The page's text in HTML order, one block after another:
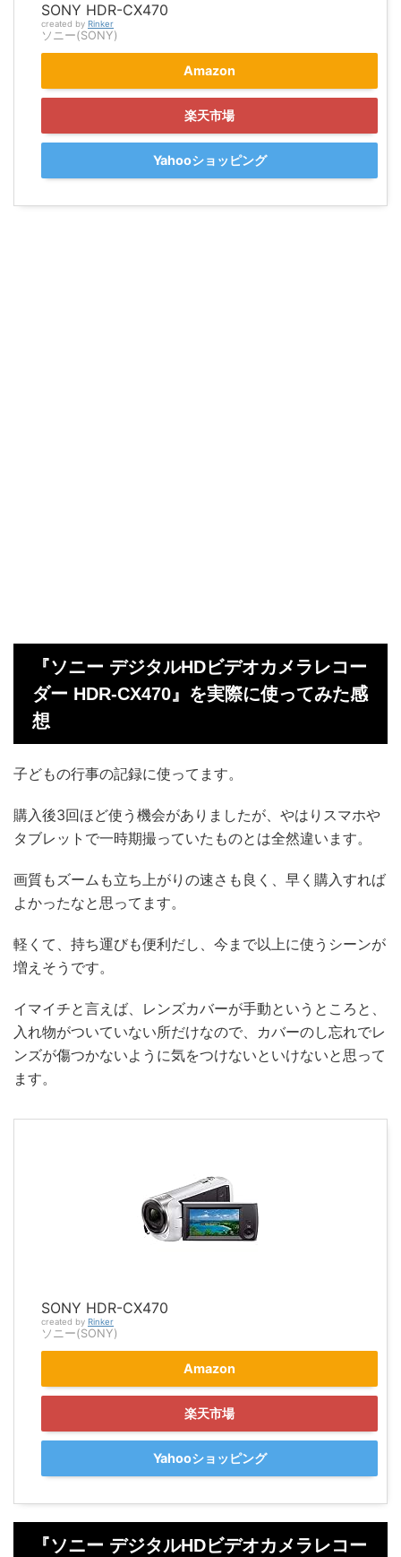
SONY HDR-CX470
created by Rinker
ソニー(SONY)
Amazon
楽天市場
Yahooショッピング
『ソニー デジタルHDビデオカメラレコー
ダー HDR-CX470』を実際に使ってみた感
想
子どもの行事の記録に使ってます。
購入後3回ほど使う機会がありましたが、やはりスマホや
タブレットで一時期撮っていたものとは全然違います。
画質もズームも立ち上がりの速さも良く、早く購入すれば
よかったなと思ってます。
軽くて、持ち運びも便利だし、今まで以上に使うシーンが
増えそうです。
イマイチと言えば、レンズカバーが手動というところと、
入れ物がついていない所だけなので、カバーのし忘れでレ
ンズが傷つかないように気をつけないといけないと思って
ます。
SONY HDR-CX470
created by Rinker
ソニー(SONY)
Amazon
楽天市場
Yahooショッピング
『ソニー デジタルHDビデオカメラレコー